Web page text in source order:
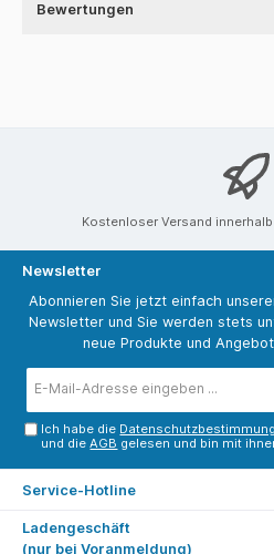
Bewertungen
Kostenloser Versand
Newsletter
Abonnieren Sie jetzt einfach
Newsletter und Sie werden stets
neue Produkte und
Mail-
Ich habe die
und dieAGB gelesen und bin mit
Service-Hotline
Ladengeschäft
(nur bei Voranmeldung)